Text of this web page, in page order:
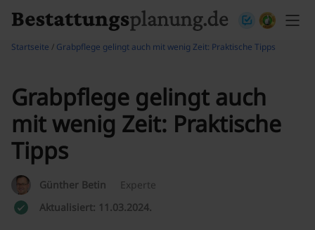
Startseite / Grabpflege gelingt auch mit wenig Zeit: Praktische Tipps
Grabpflege gelingt auch
mit wenig Zeit: Praktische
Tipps
Günther Betin
Experte
Aktualisiert: 11.03.2024.